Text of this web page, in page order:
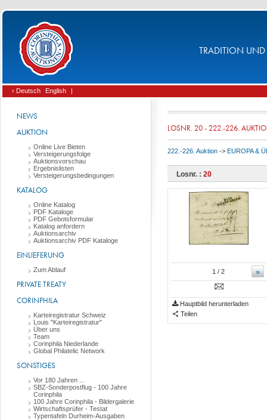
TRADITION UND
› Deutsch English |
NEWS
AUKTION
Online Live Bieten
Versteigerungsfolge
Auktionsvorschau
Ergebnislisten
Versteigerungsbedingungen
KATALOG
Online Katalog
PDF Kataloge
PDF Gebotsformular
Katalog anfordern
Auktionsarchiv
Auktionsarchiv PDF Kataloge
EINLIEFERUNG
Zum Ablauf
PRIVATE TREATY
CORINPHILA
Karteiregistratur Schweiz
Louis "Karteiregistratur"
Über uns
Team
Corinphila Niederlande
Global Philatelic Network
SONSTIGES
Vor 180 Jahren ...
SBZ-Sonderpostflug - 100 Jahre
Corinphila
100 Jahre Corinphila - Bildergalerie
Wirtschaftsprüfer - Testat
Typentafeln Durheim-Ausgaben
LOSNR. 20 - 222.-226.
222.-226. Auktion -> EUROPA &
Losnr. : 20
»
1 / 2
Hauptbild herunterladen
Teilen